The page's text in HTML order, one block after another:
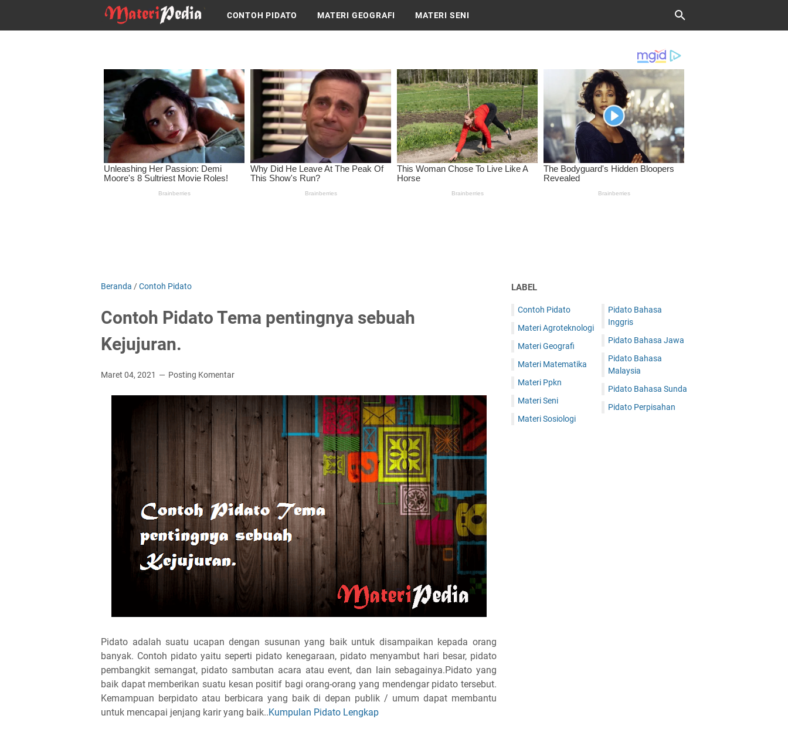
CONTOH PIDATO MATERI GEOGRAFI MATERI SENI
Beranda /Contoh Pidato
Contoh Pidato Tema pentingnya sebuah
Kejujuran.
Maret 04, 2021 Posting Komentar
Pidato adalah suatu ucapan dengan susunan yang baik untuk disampaikan kepada orang
banyak. Contoh pidato yaitu seperti pidato kenegaraan, pidato menyambut hari besar, pidato
pembangkit semangat, pidato sambutan acara atau event, dan lain sebagainya.Pidato yang
baik dapat memberikan suatu kesan positif bagi orang-orang yang mendengar pidato tersebut.
Kemampuan berpidato atau berbicara yang baik di depan publik / umum dapat membantu
untuk mencapai jenjang karir yang baik..Kumpulan Pidato Lengkap
LABEL
Contoh Pidato
Materi Agroteknologi
Materi Geografi
Materi Matematika
Materi Ppkn
Materi Seni
Materi Sosiologi
Pidato Bahasa
Inggris
Pidato Bahasa Jawa
Pidato Bahasa
Malaysia
Pidato Bahasa Sunda
Pidato Perpisahan